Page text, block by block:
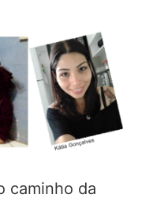
caminho da